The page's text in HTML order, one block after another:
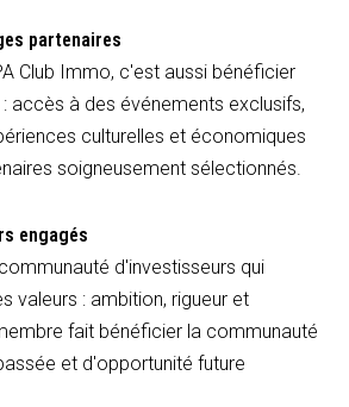
partenaires
Club Immo, c'est aussi bénéficier
accès à des événements exclusifs,
culturelles et économiques
soigneusement sélectionnés.
engagés
d'investisseurs qui
valeurs : ambition, rigueur et
fait bénéficier la communauté
et d'opportunité future